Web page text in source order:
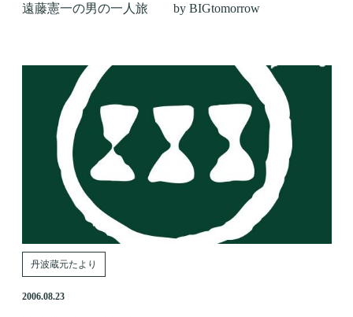
遠藤憲一の男の一人旅 by BIGtomorrow
丹波蔵元たより
2006.08.23